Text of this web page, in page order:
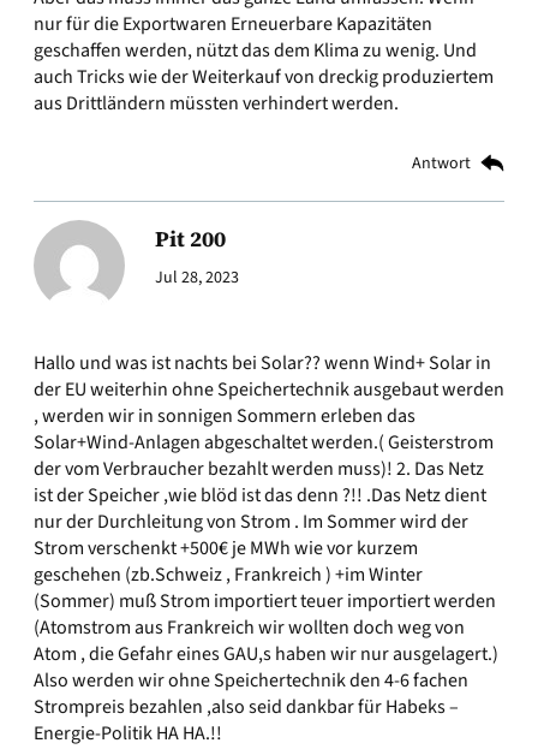
nur für die Exportwaren Erneuerbare Kapazitäten
geschaffen werden, nützt das dem Klima zu wenig. Und
auch Tricks wie der Weiterkauf von dreckig produziertem
aus Drittländern müssten verhindert werden.
Antwort
Pit 200
Jul 28, 2023
Hallo und was ist nachts bei Solar?? wenn Wind+ Solar in
der EU weiterhin ohne Speichertechnik ausgebaut werden
, werden wir in sonnigen Sommern erleben das
Solar+Wind-Anlagen abgeschaltet werden.( Geisterstrom
der vom Verbraucher bezahlt werden muss)! 2. Das Netz
ist der Speicher ,wie blöd ist das denn ?!! .Das Netz dient
nur der Durchleitung von Strom . Im Sommer wird der
Strom verschenkt +500€ je MWh wie vor kurzem
geschehen (zb.Schweiz , Frankreich ) +im Winter
(Sommer) muß Strom importiert teuer importiert werden
(Atomstrom aus Frankreich wir wollten doch weg von
Atom , die Gefahr eines GAU,s haben wir nur ausgelagert.)
Also werden wir ohne Speichertechnik den 4-6 fachen
Strompreis bezahlen ,also seid dankbar für Habeks –
Energie-Politik HA HA.!!